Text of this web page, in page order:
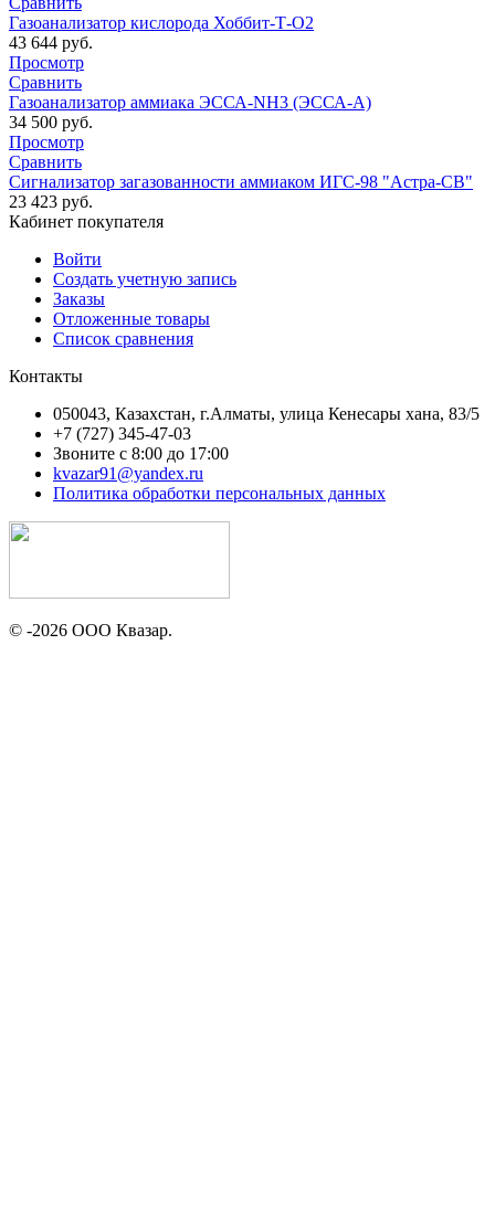
Кабинет покупателя
Войти
Создать учетную запись
Заказы
Отложенные товары
Список сравнения
Контакты
050043, Казахстан, г.Алматы, улица Кенесары хана, 83/5
+7 (727) 345-47-03
Звоните с 8:00 до 17:00
kvazar91@yandex.ru
Политика обработки персональных данных
© -2026 ООО Квазар.